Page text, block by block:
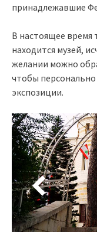
принадлежавшие
В настоящее время
находится музей,
желании можно
чтобы
экспозиции.